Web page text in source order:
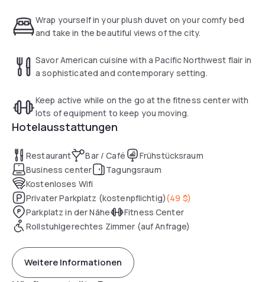
the 29th floor offer panoramic area views. Parking is
available (fee).
Wrap yourself in your plush duvet on your comfy bed
and take in the beautiful views of the city.
Savor American cuisine with a Pacific Northwest flair in
a sophisticated and contemporary setting.
Keep active while on the go at the fitness center with
lots of equipment to keep you moving.
Hotelausstattungen
Restaurant Bar / Café
Frühstücksraum
Business center
Tagungsraum
Kostenloses Wifi
Privater Parkplatz (kostenpflichtig)(49 $)
Parkplatz in der Nähe
Fitness Center
Rollstuhlgerechtes Zimmer (auf Anfrage)
Weitere Informationen